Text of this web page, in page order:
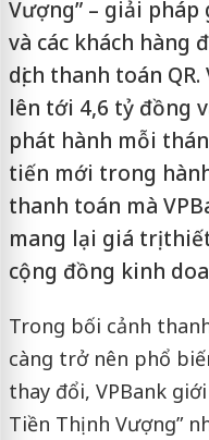
Vượng” – giải
và các khách hàng
dịch thanh toán
lên tới 4,6 tỷ đồng
phát hành mỗi
tiến mới trong
thanh toán mà
mang lại giá trị
cộng đồng kinh
Trong bối cảnh
càng trở nên phổ
thay đổi, VPBank
Tiền Thịnh Vượng”